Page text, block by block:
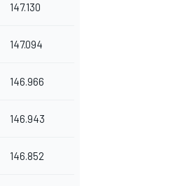
147.130
147.094
146.966
146.943
146.852